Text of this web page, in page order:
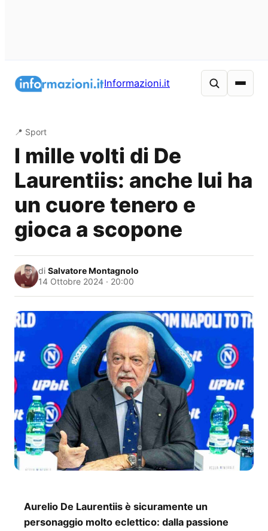
Informazioni.it
📍 Sport
I mille volti di De
Laurentiis: anche lui ha
un cuore tenero e
gioca a scopone
di Salvatore Montagnolo
14 Ottobre 2024 · 20:00
Aurelio De Laurentiis è sicuramente un
personaggio molto eclettico: dalla passione